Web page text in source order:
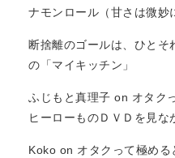
ナモンロール（甘さは微妙
断捨離のゴールは、ひとそ
の「マイキッチン」
ふじもと真理子 on オタク
ヒーローものＤＶＤを見な
Koko on オタクって極め